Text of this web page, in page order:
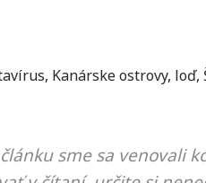
, Kanárske ostrovy, loď,
sme sa venovali